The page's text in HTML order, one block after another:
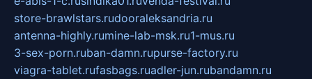
store-brawlstars.rudooraleksandria.ru
antenna-highly.rumine-lab-msk.ru1-mus.ru
3-sex-porn.ruban-damn.rupurse-factory.ru
viagra-tablet.rufasbags.ruadler-jun.rubandamn.ru